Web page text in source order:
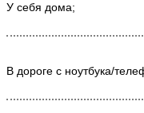
У себя дома;
В дороге с ноутбука/